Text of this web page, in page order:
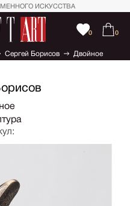
ИСКУССТВА
0 0
Сергей Борисов Двойное